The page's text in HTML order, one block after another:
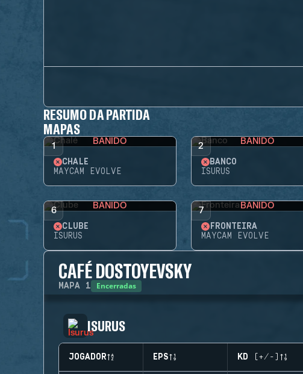
RESUMO DA PARTIDA
MAPAS
1 BANIDO
CHALÉ
MAYCAM EVOLVE
2 BANIDO
BANCO
ISURUS
6 BANIDO
CLUBE
ISURUS
7 BANIDO
FRONTEIRA
MAYCAM EVOLVE
CAFÉ DOSTOYEVSKY
MAPA 1 Encerradas
ISURUS
JOGADOR EPS KD (+/-)